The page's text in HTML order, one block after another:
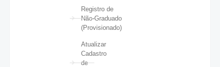
Registro de
Não-Graduado
(Provisionado)
Atualizar
Cadastro
de